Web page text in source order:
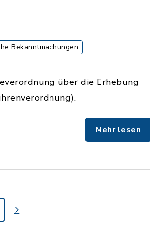
Bekanntmachungen
über die Erhebung
Mehr lesen